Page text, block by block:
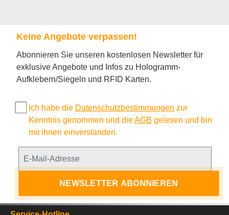
Keine Angebote verpassen!
Abonnieren Sie unseren kostenlosen Newsletter für
exklusive Angebote und Infos zu Hologramm-
Aufklebern/Siegeln und RFID Karten.
Ich habe die Datenschutzbestimmungen zur
Kenntnis genommen und dieAGB gelesen und bin
mit ihnen einverstanden.
NEWSLETTER ABONNIEREN